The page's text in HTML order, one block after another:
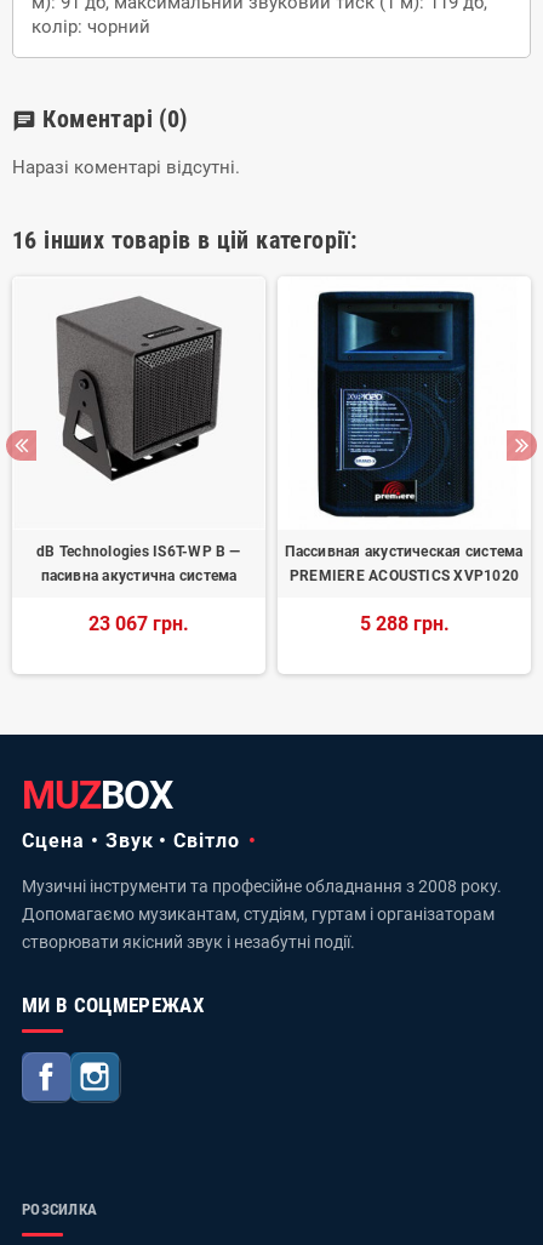
колір: чорний
chat Коментарі (0)
Наразі коментарі відсутні.
16 інших товарів в цій категорії:
dB Technologies IS6T-WP B —
пасивна акустична система
23 067 грн.
Пассивная акустическая система
PREMIERE ACOUSTICS XVP1020
5 288 грн.
MUZBOX
Сцена • Звук • Світло
Музичні інструменти та професійне обладнання з 2008 року.
Допомагаємо музикантам, студіям, гуртам і організаторам
створювати якісний звук і незабутні події.
МИ В СОЦМЕРЕЖАХ
Facebook
РОЗСИЛКА